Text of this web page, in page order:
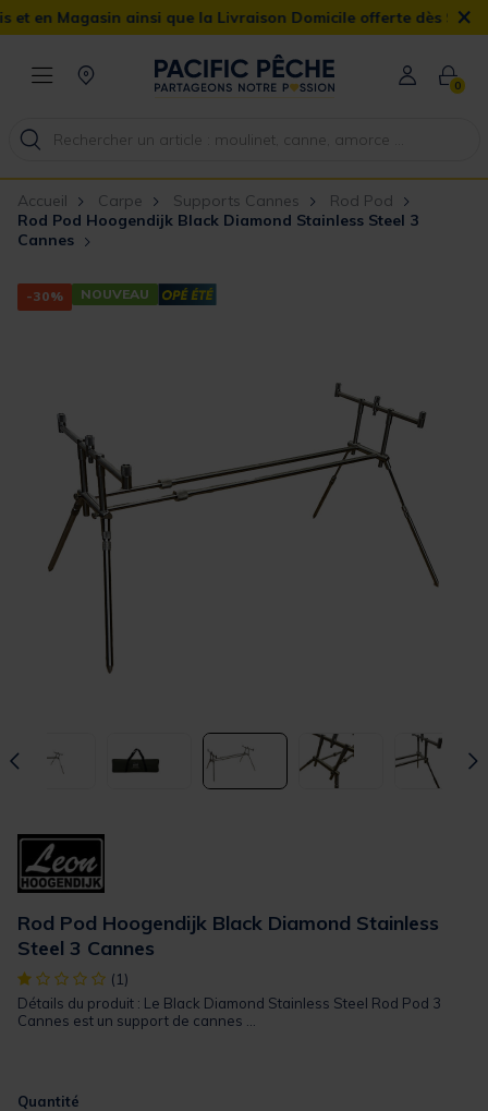
ainsi que la Livraison Domicile offerte dès 90€ ×
0
Accueil Carpe Supports Cannes
Rod Pod
Rod Pod Hoogendijk Black Diamond Stainless Steel 3
Cannes
-30% NOUVEAU
Rod Pod Hoogendijk Black Diamond Stainless
Steel 3 Cannes
[object Object] out of 5 Customer Rating
(1)
Détails du produit : Le Black Diamond Stainless Steel Rod Pod 3
Cannes est un support de cannes ...
Quantité